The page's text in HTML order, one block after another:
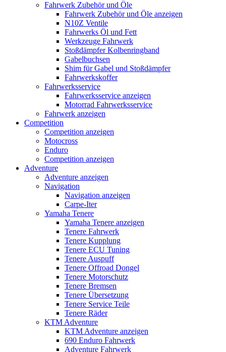
Fahrwerk Zubehör und Öle
Fahrwerk Zubehör und Öle anzeigen
N10Z Ventile
Fahrwerks Öl und Fett
Werkzeuge Fahrwerk
Stoßdämpfer Kolbenringband
Gabelbuchsen
Shim für Gabel und Stoßdämpfer
Fahrwerkskoffer
Fahrwerksservice
Fahrwerksservice anzeigen
Motorrad Fahrwerksservice
Fahrwerk anzeigen
Competition
Competition anzeigen
Motocross
Enduro
Competition anzeigen
Adventure
Adventure anzeigen
Navigation
Navigation anzeigen
Carpe-Iter
Yamaha Tenere
Yamaha Tenere anzeigen
Tenere Fahrwerk
Tenere Kupplung
Tenere ECU Tuning
Tenere Auspuff
Tenere Offroad Dongel
Tenere Motorschutz
Tenere Bremsen
Tenere Übersetzung
Tenere Service Teile
Tenere Räder
KTM Adventure
KTM Adventure anzeigen
690 Enduro Fahrwerk
Adventure Fahrwerk